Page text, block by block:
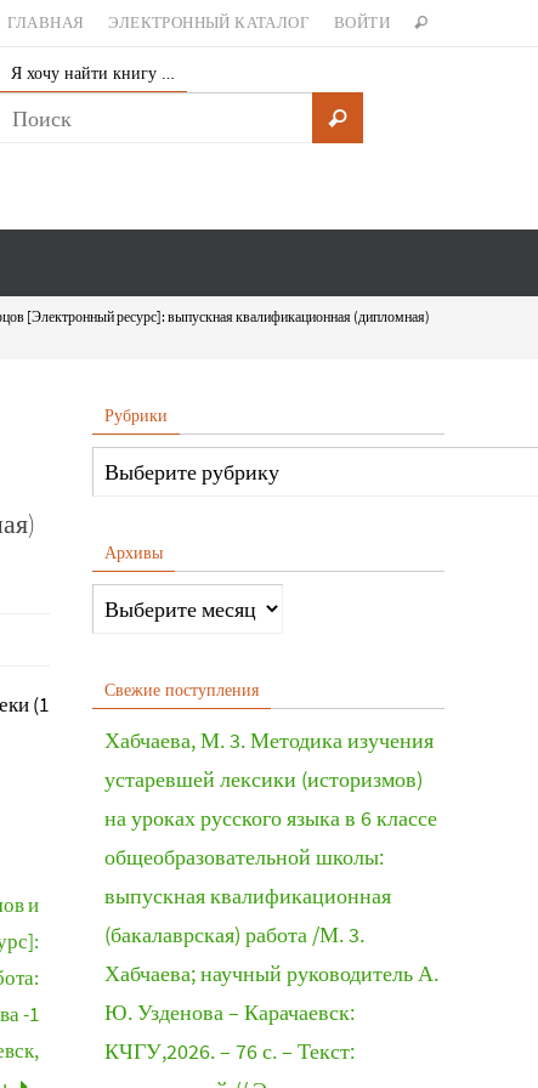
ГЛАВНАЯ ЭЛЕКТРОННЫЙ КАТАЛОГ ВОЙТИ
Я хочу найти книгу …
[Электронный ресурс]: выпускная квалификационная (дипломная)
(1
и
-1
Рубрики
Архивы
Свежие поступления
Хабчаева, М. 3. Методика изучения
устаревшей лексики (историзмов)
на уроках русского языка в 6 классе
общеобразовательной школы:
выпускная квалификационная
(бакалаврская) работа /М. 3.
Хабчаева; научный руководитель А.
Ю. Узденова – Карачаевск:
КЧГУ,2026. – 76 с. – Текст: